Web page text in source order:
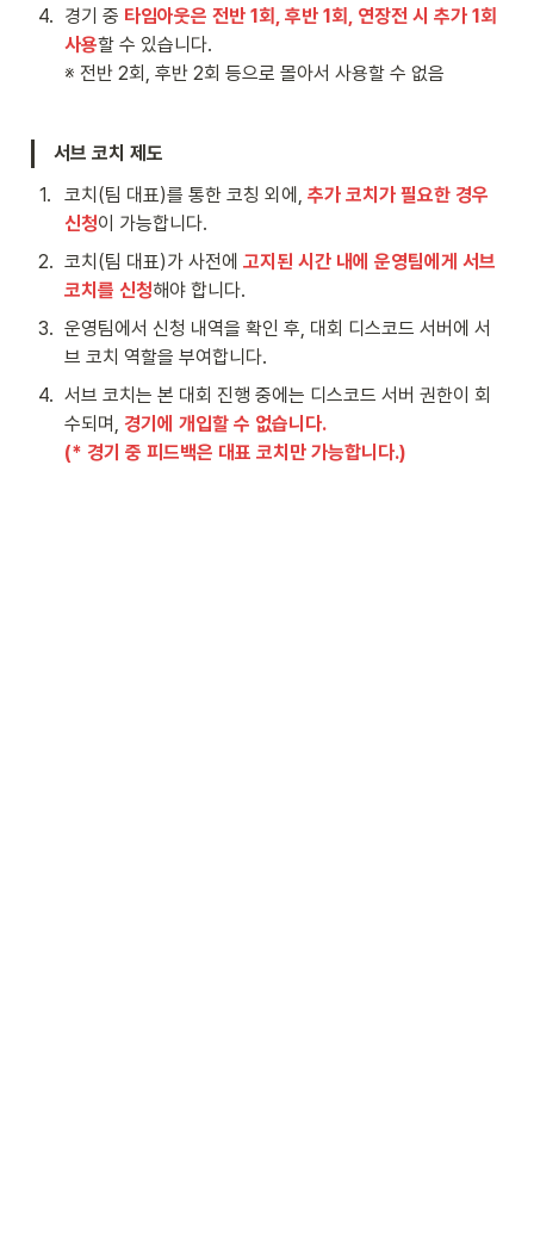
4. 경기 중 타임아웃은 전반 1회, 후반 1회, 연장전 시 추가 1회
사용할 수 있습니다.
※ 전반 2회, 후반 2회 등으로 몰아서 사용할 수 없음
서브 코치 제도
1. 코치(팀 대표)를 통한 코칭 외에, 추가 코치가 필요한 경우
신청이 가능합니다.
2. 코치(팀 대표)가 사전에 고지된 시간 내에 운영팀에게 서브
코치를 신청해야 합니다.
3. 운영팀에서 신청 내역을 확인 후, 대회 디스코드 서버에 서
브 코치 역할을 부여합니다.
4. 서브 코치는 본 대회 진행 중에는 디스코드 서버 권한이 회
수되며, 경기에 개입할 수 없습니다.
(* 경기 중 피드백은 대표 코치만 가능합니다.)